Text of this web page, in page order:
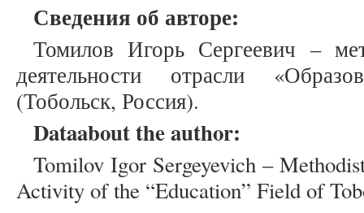
Сведения об авторе:
Томилов Игорь Сергеевич –
деятельности отрасли
(Тобольск, Россия).
Dataabout the author:
Tomilov Igor Sergeyevich –
Activity of the “Education” Field of